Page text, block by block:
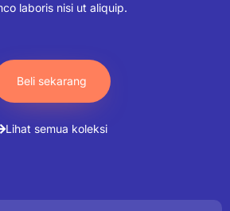
laboris nisi ut aliquip.
Beli sekarang
Lihat semua koleksi